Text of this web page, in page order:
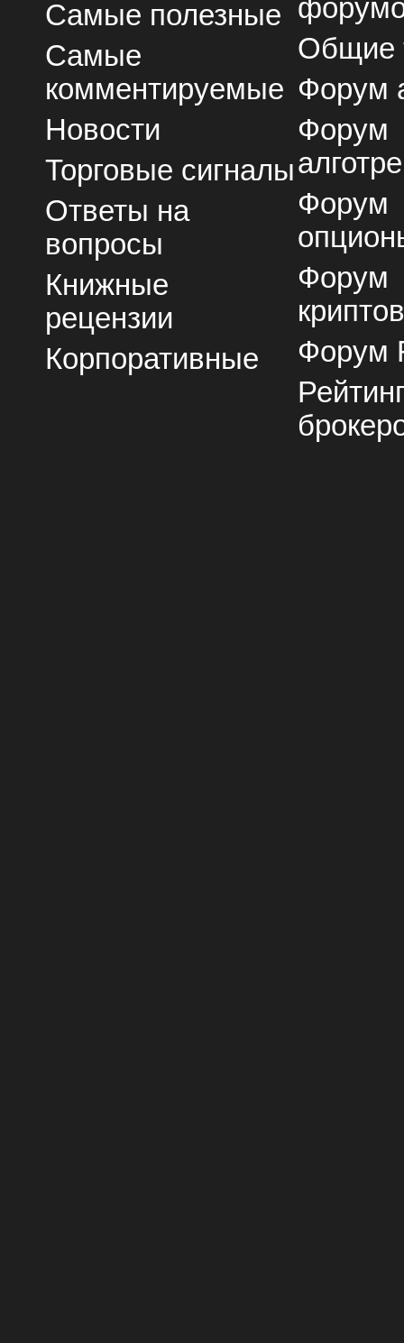
Самые полезные
Самые
комментируемые
Новости
Торговые сигналы
Ответы на
вопросы
Книжные
рецензии
Корпоративные
Общие
Форум
Форум
Форум
Форум
Форум